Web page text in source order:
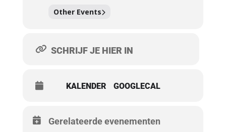
Other Events
SCHRIJF JE HIER IN
KALENDER GOOGLECAL
Gerelateerde evenementen